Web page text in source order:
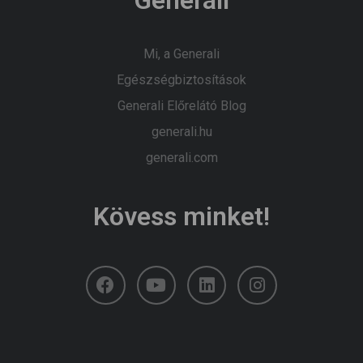
Mi, a Generali
Egészségbiztosítások
Generali Előrelátó Blog
generali.hu
generali.com
Kövess minket!